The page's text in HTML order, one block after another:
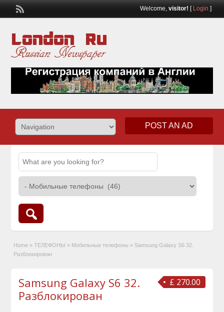
Welcome, visitor! [ Login ]
POST AN AD
Home » ТЕЛЕФОНЫ » Мобильные телефоны » Samsung Galaxy S6 32.
Разблокирован
£ 270.00
Samsung Galaxy S6 32.
Разблокирован